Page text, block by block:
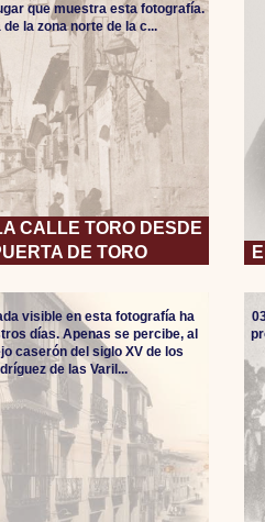
CALLE TORO DESDE
DE TORO
que muestra esta fotografía.
de la zona norte de la c...
visible en esta fotografía ha
días. Apenas se percibe, al
caserón del siglo XV de los
de las Varil...